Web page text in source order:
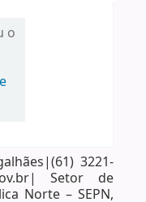
o
3221-
Setor de
Norte – SEPN,